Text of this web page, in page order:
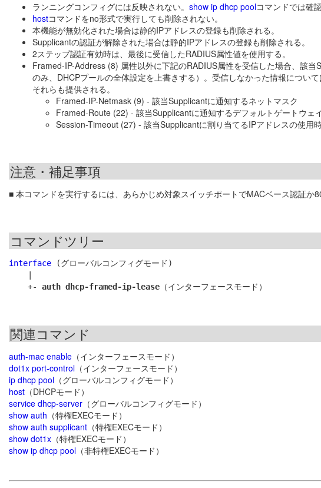
ランニングコンフィグには反映されない。 show ip dhcp poolコマンドでは確認
hostコマンドをno形式で実行しても削除されない。
本機能が無効化された場合は静的IPアドレスの登録も削除される。
Supplicantの認証が解除された場合は静的IPアドレスの登録も削除される。
2ステップ認証有効時は、最後に受信したRADIUS属性値を使用する。
Framed-IP-Address (8) 属性以外に下記のRADIUS属性を受信した場合、該
のみ、DHCPプールの全体設定を上書きする）。受信しなかった情報につい
それらも提供される。
Framed-IP-Netmask (9) - 該当Supplicantに通知するネットマスク
Framed-Route (22) - 該当Supplicantに通知するデフォルトゲートウェ
Session-Timeout (27) - 該当Supplicantに割り当てるIPアドレスの使用時
注意・補足事項
■ 本コマンドを実行するには、あらかじめ対象スイッチポートでMACベース認証か
コマンドツリー
interface (グローバルコンフィグモード)
    +-
auth dhcp-framed-ip-lease
関連コマンド
auth-mac enable （インターフェースモード）
dot1x port-control （インターフェースモード）
ip dhcp pool （グローバルコンフィグモード）
host （DHCPモード）
service dhcp-server （グローバルコンフィグモード）
show auth （特権EXECモード）
show auth supplicant （特権EXECモード）
show dot1x （特権EXECモード）
show ip dhcp pool （非特権EXECモード）